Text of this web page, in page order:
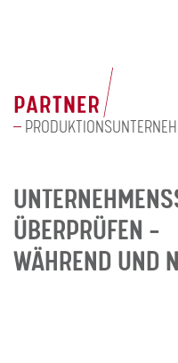
ÜBERPRÜFEN -
WÄHREND UND